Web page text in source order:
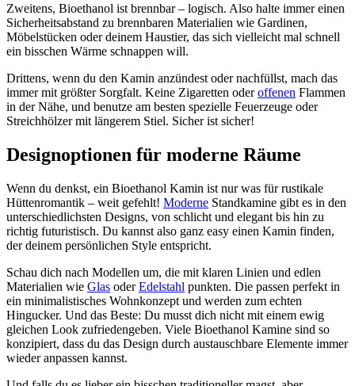
Zweitens, Bioethanol ist brennbar – logisch. Also halte immer einen
Sicherheitsabstand zu brennbaren Materialien wie Gardinen,
Möbelstücken oder deinem Haustier, das sich vielleicht mal schnell
ein bisschen Wärme schnappen will.
Drittens, wenn du den Kamin anzündest oder nachfüllst, mach das
immer mit größter Sorgfalt. Keine Zigaretten oderoffenen Flammen
in der Nähe, und benutze am besten spezielle Feuerzeuge oder
Streichhölzer mit längerem Stiel. Sicher ist sicher!
Designoptionen für moderne Räume
Wenn du denkst, ein Bioethanol Kamin ist nur was für rustikale
Hüttenromantik – weit gefehlt! Moderne Standkamine gibt es in den
unterschiedlichsten Designs, von schlicht und elegant bis hin zu
richtig futuristisch. Du kannst also ganz easy einen Kamin finden,
der deinem persönlichen Style entspricht.
Schau dich nach Modellen um, die mit klaren Linien und edlen
Materialien wie Glas oderEdelstahl punkten. Die passen perfekt in
ein minimalistisches Wohnkonzept und werden zum echten
Hingucker. Und das Beste: Du musst dich nicht mit einem ewig
gleichen Look zufriedengeben. Viele Bioethanol Kamine sind so
konzipiert, dass du das Design durch austauschbare Elemente immer
wieder anpassen kannst.